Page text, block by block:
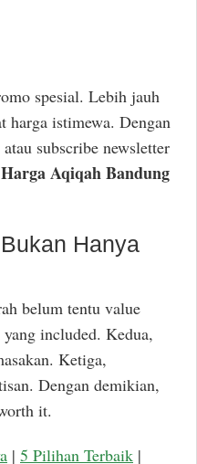
spesial. Lebih jauh
harga istimewa. Dengan
subscribe newsletter
Harga Aqiqah Bandung
Hanya
belum tentu value
included. Kedua,
Ketiga,
Dengan demikian,
it.
| 5 Pilihan Terbaik |